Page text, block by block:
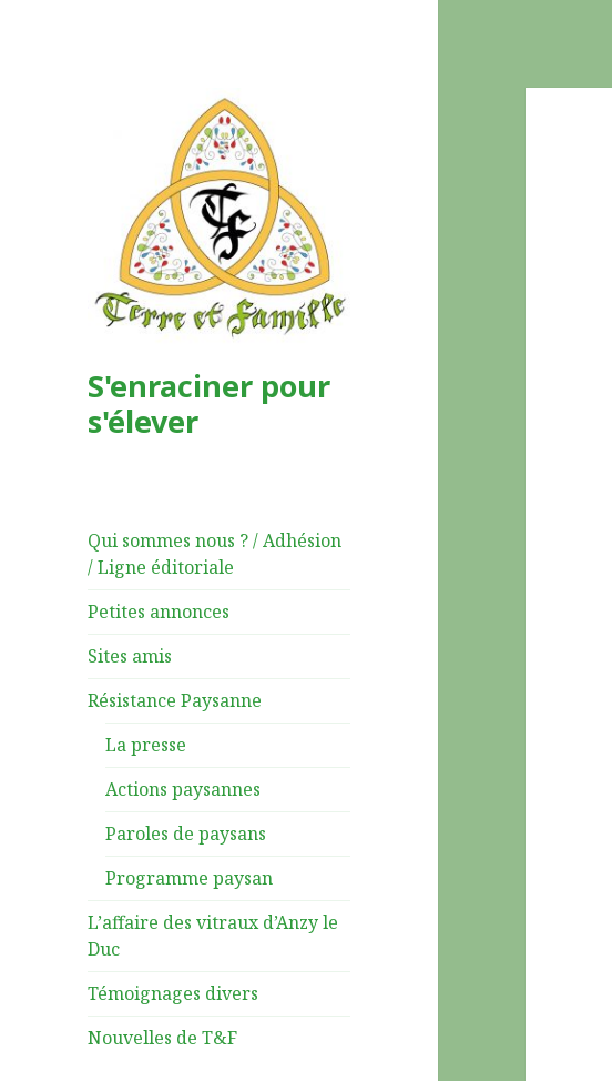
S'enraciner pour
s'élever
Qui sommes nous ? / Adhésion
/ Ligne éditoriale
Petites annonces
Sites amis
Résistance Paysanne
La presse
Actions paysannes
Paroles de paysans
Programme paysan
L’affaire des vitraux d’Anzy le
Duc
Témoignages divers
Nouvelles de T&F